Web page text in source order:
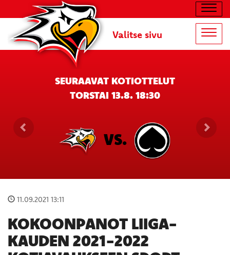
Valitse sivu
SEURAAVAT KOTIOTTELUT
TORSTAI 13.8. 18:30
VS.
11.09.2021 13:11
KOKOONPANOT LIIGA-
KAUDEN 2021-2022